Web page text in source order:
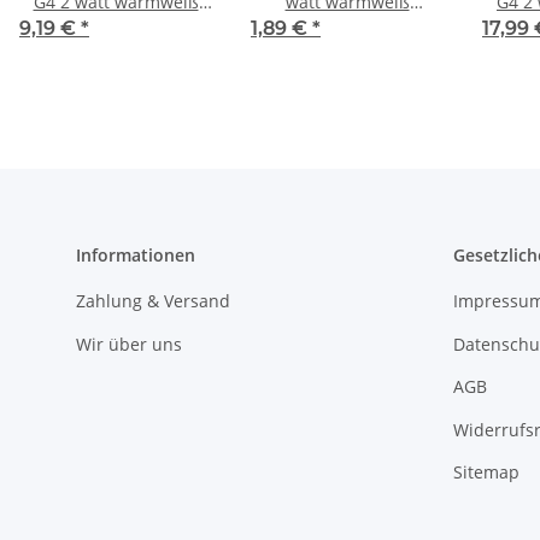
ACDC12V 3000K 200
9,19 € *
ACDC12V 3000K 200
1,89 € * 17,99
Informationen
Zahlung & Versand
Wir über uns
AGB
Sitemap